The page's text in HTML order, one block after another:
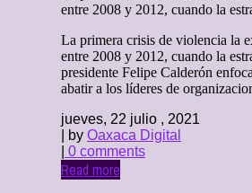
entre 2008 y 2012, cuando la
La primera crisis de violencia la
entre 2008 y 2012, cuando la
presidente Felipe Calderón
abatir a los líderes de
jueves, 22 julio , 2021
| by Oaxaca Digital
0 comments
Read more